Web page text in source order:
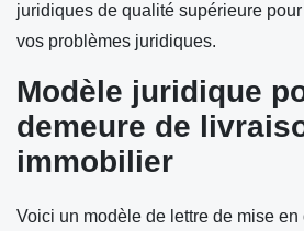
juridiques de qualité supérieure
vos problèmes juridiques.
Modèle juridique
demeure de
immobilier
Voici un modèle de lettre de mise